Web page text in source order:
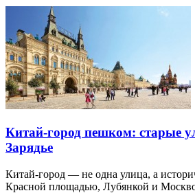
Китай-город пешком: старые
Зарядье
Китай-город — не одна улица, а
Красной площадью, Лубянкой и